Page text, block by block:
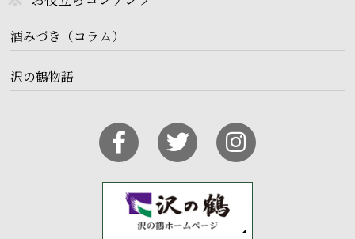
酒みづき（コラム）
沢の鶴物語